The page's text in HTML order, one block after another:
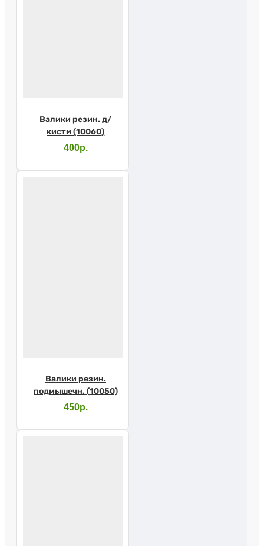
Валики резин. д/
кисти (10060)
400р.
Валики резин.
подмышечн. (10050)
450р.